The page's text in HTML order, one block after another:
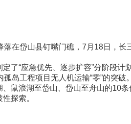
岱山县钉嘴门礁，7月18日，长
“应急优先、逐步扩容”分阶段计
岛工程项目无人机运输“零”的突破。
浪湖至岱山、岱山至舟山的10条
探索。